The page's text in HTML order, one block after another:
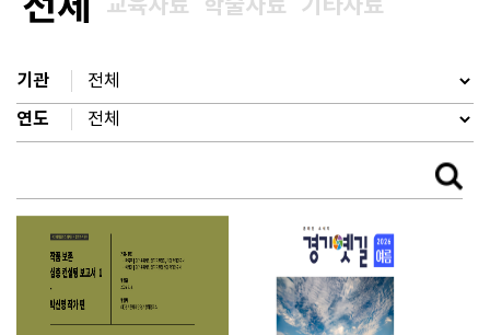
교육자료 학술자료 기타자료
기관
연도